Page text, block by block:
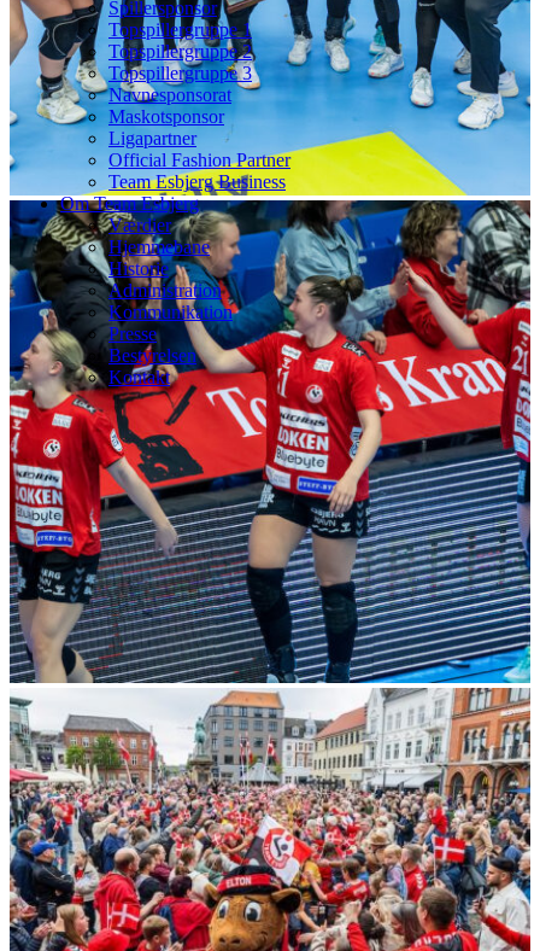
Spillersponsor
Topspillergruppe 1
Topspillergruppe 2
Topspillergruppe 3
Navnesponsorat
Maskotsponsor
Ligapartner
Official Fashion Partner
Team Esbjerg Business
Om Team Esbjerg
Værdier
Hjemmebane
Historie
Administration
Kommunikation
Presse
Bestyrelsen
Kontakt